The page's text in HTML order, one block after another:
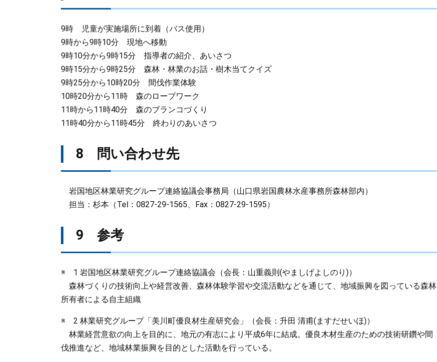
9時 児童が実施場所に到着（バス使用）
9時から9時10分 現地へ移動
9時10分から9時15分 指導者の紹介、あいさつ
9時15分から9時25分 森林・林業のお話・樹木当てクイズ
9時25分から10時20分 間伐作業体験
10時20分から11時 森のロープワーク
11時から11時40分 森のブランコづくり
11時40分から11時45分 終わりのあいさつ
8 問い合わせ先
岩国地区林業研究グループ連絡協議会事務局（山口県岩国農林水産事務所森林部内）
担当：杉本（Tel：0827-29-1565、Fax：0827-29-1595）
9 参考
※ 1 岩国地区林業研究グループ連絡協議会（会長：山重義則(やましげよしのり)）
森林づくりの技術向上や経営改善、森林体験学習や交流活動などを通じて、地域振興を図っている森林
所有者による自主組織
※ 2 林業研究グループ「美川町優良材生産研究会」（会長：升田 清甫(ますだせいほ)）
林業経営意欲の向上を目的に、地元の有志により平成6年に結成。優良木材生産のための技術研鑽や間
伐推進など、地域林業振興を目的とした活動を行っている。